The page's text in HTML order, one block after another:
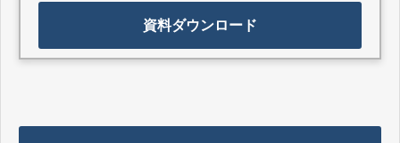
資料ダウンロード